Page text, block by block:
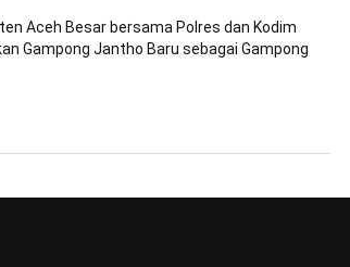
Aceh Besar bersama Polres dan Kodim
Gampong Jantho Baru sebagai Gampong